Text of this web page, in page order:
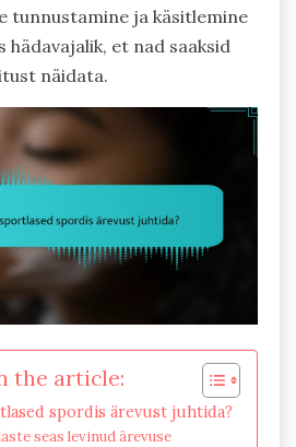
tunnustamine ja käsitlemine
et nad saaksid
näidata.
the article:
spordis ärevust juhtida?
seas levinud ärevuse